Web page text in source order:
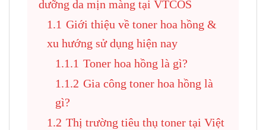
dưỡng da mịn màng tại VTCOS
1.1 Giới thiệu về toner hoa hồng &
xu hướng sử dụng hiện nay
1.1.1 Toner hoa hồng là gì?
1.1.2 Gia công toner hoa hồng là
gì?
1.2 Thị trường tiêu thụ toner tại Việt